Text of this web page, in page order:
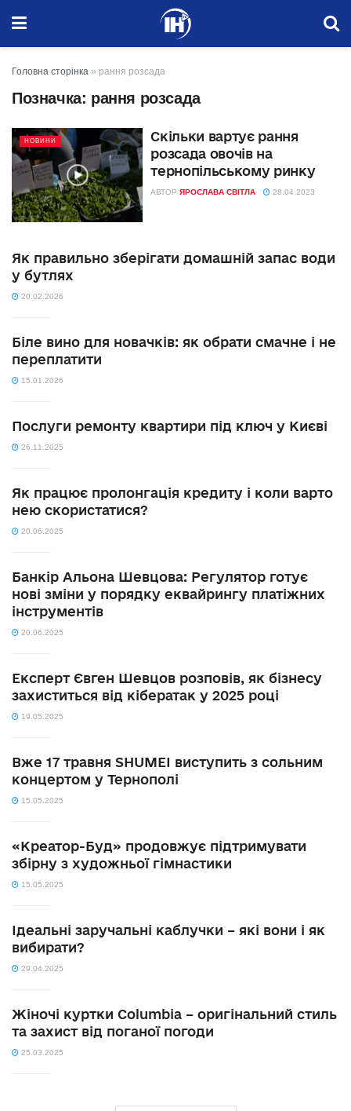
Головна сторінка » рання розсада
Позначка: рання розсада
НОВИНИ
Скільки вартує рання
розсада овочів на
тернопільському ринку
АВТОР ЯРОСЛАВА СВІТЛА 28.04.2023
Як правильно зберігати домашній запас води
у бутлях
20.02.2026
Біле вино для новачків: як обрати смачне і не
переплатити
15.01.2026
Послуги ремонту квартири під ключ у Києві
26.11.2025
Як працює пролонгація кредиту і коли варто
нею скористатися?
20.06.2025
Банкір Альона Шевцова: Регулятор готує
нові зміни у порядку еквайрингу платіжних
інструментів
20.06.2025
Експерт Євген Шевцов розповів, як бізнесу
захиститься від кібератак у 2025 році
19.05.2025
Вже 17 травня SHUMEI виступить з сольним
концертом у Тернополі
15.05.2025
«Креатор-Буд» продовжує підтримувати
збірну з художньої гімнастики
15.05.2025
Ідеальні заручальні каблучки – які вони і як
вибирати?
29.04.2025
Жіночі куртки Columbia – оригінальний стиль
та захист від поганої погоди
25.03.2025